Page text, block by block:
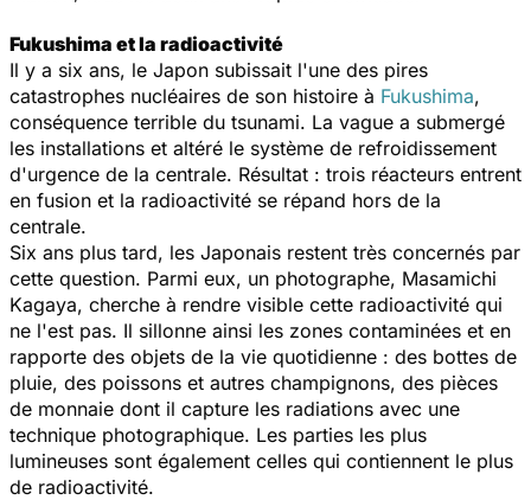
Fukushima et la radioactivité
Il y a six ans, le Japon subissait l'une des pires
catastrophes nucléaires de son histoire à Fukushima,
conséquence terrible du tsunami. La vague a submergé
les installations et altéré le système de refroidissement
d'urgence de la centrale. Résultat : trois réacteurs entrent
en fusion et la radioactivité se répand hors de la
centrale.
Six ans plus tard, les Japonais restent très concernés par
cette question. Parmi eux, un photographe, Masamichi
Kagaya, cherche à rendre visible cette radioactivité qui
ne l'est pas. Il sillonne ainsi les zones contaminées et en
rapporte des objets de la vie quotidienne : des bottes de
pluie, des poissons et autres champignons, des pièces
de monnaie dont il capture les radiations avec une
technique photographique. Les parties les plus
lumineuses sont également celles qui contiennent le plus
de radioactivité.